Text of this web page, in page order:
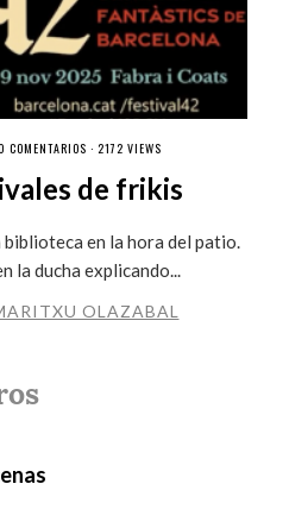
COMENTARIOS · 2172 VIEWS
de frikis
biblioteca en la hora del patio.
la ducha explicando...
OLAZABAL